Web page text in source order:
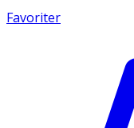
Favoriter